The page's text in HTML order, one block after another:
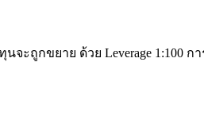
จะถูกขยาย ด้วย Leverage